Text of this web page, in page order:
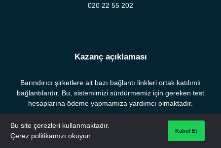
ALAN ISIMLERI UCUZ HOSTING
020 22 55 202
Kazanç açıklaması
Barındırıcı şirketlere ait bazı bağlantı linkleri ortak katılımlı
bağlantılardır. Bu, sistemimizi sürdürmemiz için gereken test
hesaplarına ödeme yapmamıza yardımcı olmaktadır.
Bu site çerezleri kullanmaktadır.
Çerez politikamızı okuyun
Kabul Et